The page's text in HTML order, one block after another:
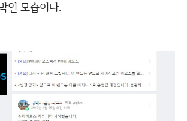
인 모습이다.